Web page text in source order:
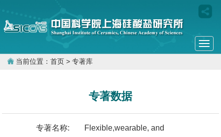
当前位置： 首页 > 专著库
专著数据
专著名称:
Flexible,wearable, and